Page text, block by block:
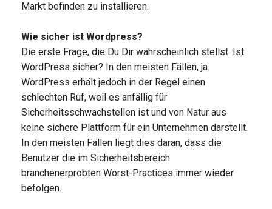
Markt befinden zu installieren.
Wie sicher ist Wordpress?
Die erste Frage, die Du Dir wahrscheinlich stellst: Ist
WordPress sicher? In den meisten Fällen, ja.
WordPress erhält jedoch in der Regel einen
schlechten Ruf, weil es anfällig für
Sicherheitsschwachstellen ist und von Natur aus
keine sichere Plattform für ein Unternehmen darstellt.
In den meisten Fällen liegt dies daran, dass die
Benutzer die im Sicherheitsbereich
branchenerprobten Worst-Practices immer wieder
befolgen.